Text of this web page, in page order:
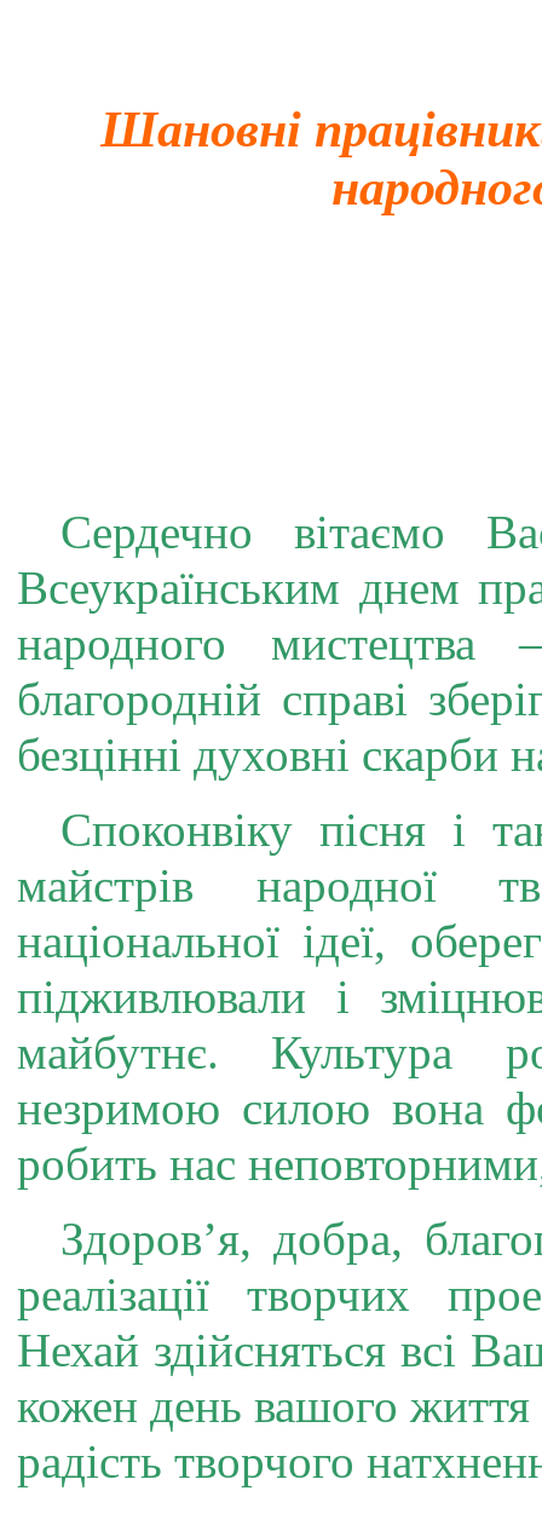
Шановні
Сердечно вітаємо
Всеукраїнським днем
народного мистецтва
благородній справі
безцінні духовні скарби
Споконвіку пісня і
майстрів народної
національної ідеї,
підживлювали і
майбутнє.
Культура
незримою силою вона
робить нас
Здоров’я, добра,
реалізації творчих
Нехай здійсняться всі
кожен день вашого життя
радість творчого